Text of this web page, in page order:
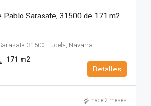
Pablo Sarasate, 31500 de 171 m2
31500, Tudela, Navarra
171 m2
Detalles
hace 2 meses